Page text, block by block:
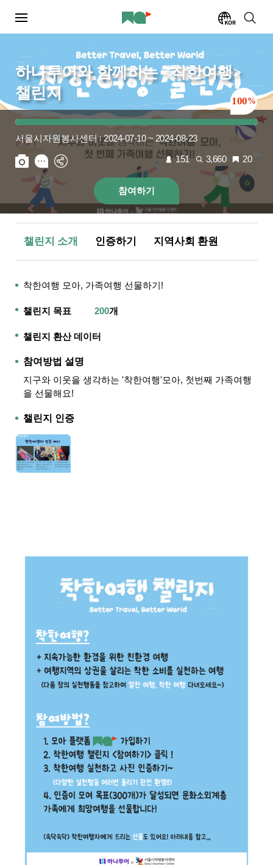
하나투어와 함께하는 <착한여행>
챌린지
100%
서울시자원봉사센터
2024-07-10 ~ 2024-08-23
151
3,660 20
참여하기
챌린지 소개 인증하기 지역사회 환원
착한여행 모아, 가족여행 선물하기!
챌린지 목표 200개
챌린지 환산 데이터
참여방법 설명
지구와 이웃을 생각하는 '착한여행'모아, 첫번째 가족여행
을 선물해요!
챌린지 인증